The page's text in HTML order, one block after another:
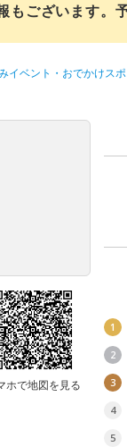
ございます。
イベント・おでかけスポ
ホで地図を見る
1
2
3
4
5